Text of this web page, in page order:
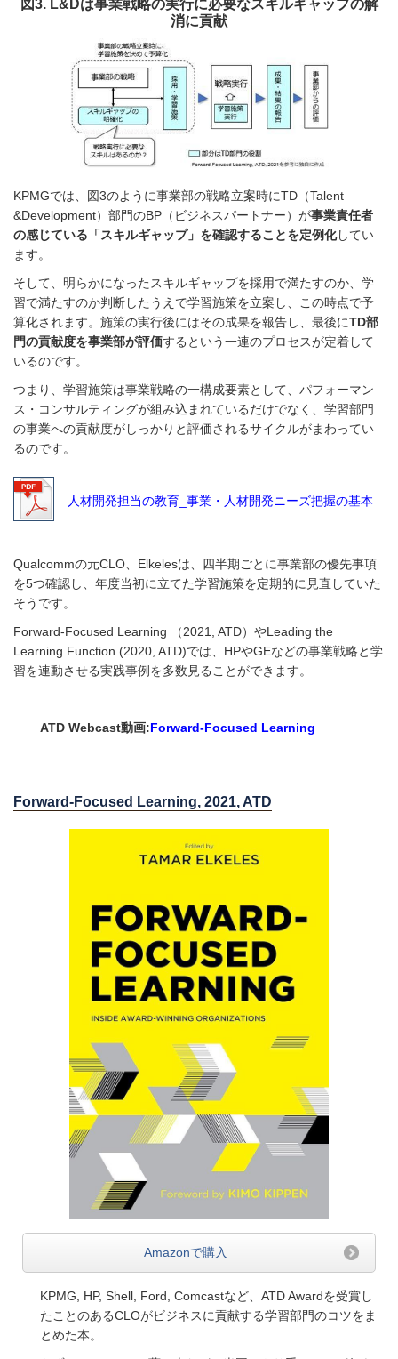
図3. L&Dは事業戦略の実行に必要なスキルギャップの解
消に貢献
KPMGでは、図3のように事業部の戦略立案時にTD（Talent
&Development）部門のBP（ビジネスパートナー）が事業責任者
の感じている「スキルギャップ」を確認することを定例化してい
ます。
そして、明らかになったスキルギャップを採用で満たすのか、学
習で満たすのか判断したうえで学習施策を立案し、この時点で予
算化されます。施策の実行後にはその成果を報告し、最後にTD部
門の貢献度を事業部が評価するという一連のプロセスが定着して
いるのです。
つまり、学習施策は事業戦略の一構成要素として、パフォーマン
ス・コンサルティングが組み込まれているだけでなく、学習部門
の事業への貢献度がしっかりと評価されるサイクルがまわってい
るのです。
人材開発担当の教育_事業・人材開発ニーズ把握の基本
Qualcommの元CLO、Elkelesは、四半期ごとに事業部の優先事項
を5つ確認し、年度当初に立てた学習施策を定期的に見直していた
そうです。
Forward-Focused Learning （2021, ATD）やLeading the
Learning Function (2020, ATD)では、HPやGEなどの事業戦略と学
習を連動させる実践事例を多数見ることができます。
ATD Webcast動画:Forward-Focused Learning
Forward-Focused Learning, 2021, ATD
Amazonで購入
KPMG, HP, Shell, Ford, Comcastなど、ATD Awardを受賞し
たことのあるCLOがビジネスに貢献する学習部門のコツをま
とめた本。